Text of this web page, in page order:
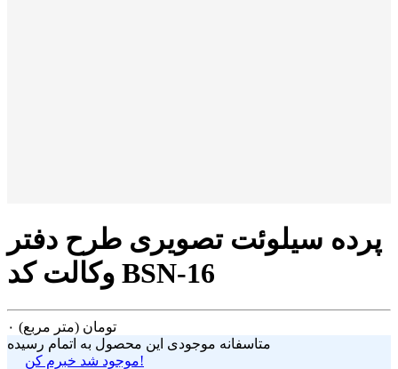
پرده سیلوئت تصویری طرح دفتر
وکالت کد BSN-16
۰ تومان (متر مربع)
متاسفانه موجودی این محصول به اتمام رسیده
موجود شد خبرم کن!